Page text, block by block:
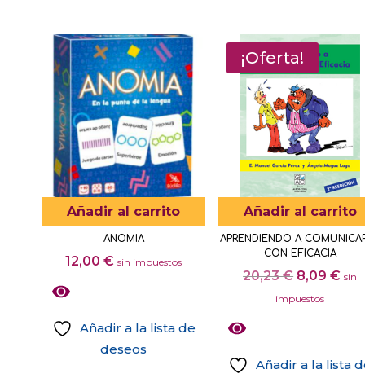
Añadir al carrito
ANOMIA
12,00€ sin impuestos
Añadir a la lista de
deseos
¡Oferta!
Añadir al carrito
APRENDIENDO A
CON EFICACIA
20,23€ El
precio
20,23 €.
8,09€Elsin
impuestos
Añadir a la lista